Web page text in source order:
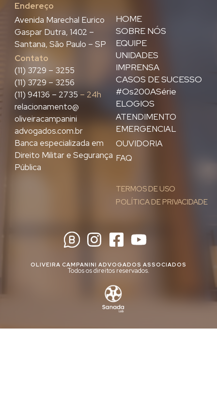
Endereço
HOME
SOBRE NÓS
EQUIPE
UNIDADES
IMPRENSA
CASOS DE SUCESSO
#Os200ASérie
ELOGIOS
ATENDIMENTO
EMERGENCIAL
OUVIDORIA
FAQ
TERMOS DE USO
POLÍTICA DE PRIVACIDADE
Avenida Marechal Eurico
Gaspar Dutra, 1402 –
Santana, São Paulo – SP
Contato
(11) 3729 – 3255
(11) 3729 – 3256
(11) 94136 – 2735 – 24h
relacionamento@
oliveiracampanini
advogados.com.br
Banca especializada em
Direito Militar e Segurança
Pública
OLIVEIRA CAMPANINI ADVOGADOS ASSOCIADOS
Todos os direitos reservados.